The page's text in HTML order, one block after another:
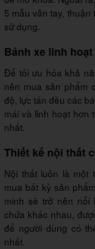
5 mẫu vân tay,
sử dụng.
Bánh xe linh hoạt
Để tối ưu hóa khả
nên mua sản phẩm
độ, lực tán đều các
mái và linh hoạt hơn
nhất.
Thiết kế nội thất
Nội thất luôn là một
mua bất kỳ sản
minh sẽ trở nên nổi
chứa khác nhau,
để người dùng có
nhất.